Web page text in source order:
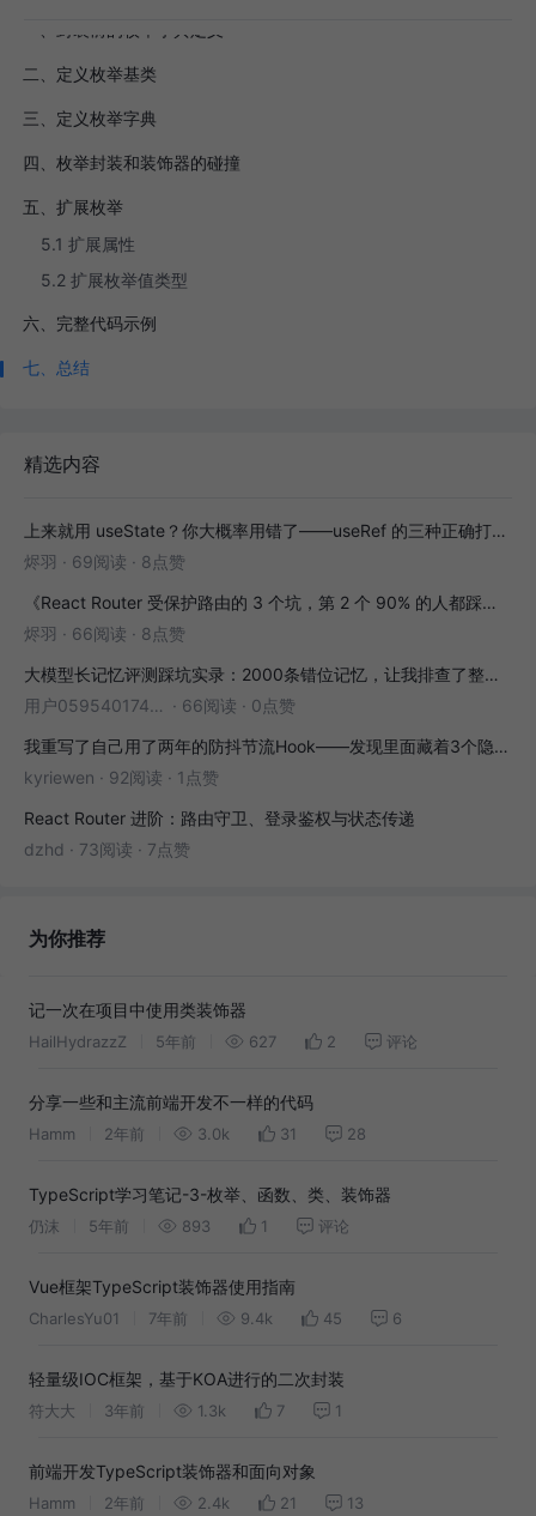
一、封装前的枚举字典定义
二、定义枚举基类
三、定义枚举字典
四、枚举封装和装饰器的碰撞
五、扩展枚举
5.1 扩展属性
5.2 扩展枚举值类型
六、完整代码示例
七、总结
精选内容
上来就用 useState？你大概率用错了——useRef 的三种正确打开方式
烬羽 · 69阅读 · 8点赞
《React Router 受保护路由的 3 个坑，第 2 个 90% 的人都踩过》
烬羽 · 66阅读 · 8点赞
大模型长记忆评测踩坑实录：2000条错位记忆，让我排查了整整3小时
用户05954017446 · 66阅读 · 0点赞
我重写了自己用了两年的防抖节流Hook——发现里面藏着3个隐藏bug
kyriewen · 92阅读 · 1点赞
React Router 进阶：路由守卫、登录鉴权与状态传递
dzhd · 73阅读 · 7点赞
为你推荐
记一次在项目中使用类装饰器
HailHydrazzZ 5年前 627 2 评论
分享一些和主流前端开发不一样的代码
Hamm 2年前 3.0k 31 28
TypeScript学习笔记-3-枚举、函数、类、装饰器
仍沫 5年前 893 1 评论
Vue框架TypeScript装饰器使用指南
CharlesYu01 7年前 9.4k 45 6
轻量级IOC框架，基于KOA进行的二次封装
符大大 3年前 1.3k 7 1
前端开发TypeScript装饰器和面向对象
Hamm 2年前 2.4k 21 13